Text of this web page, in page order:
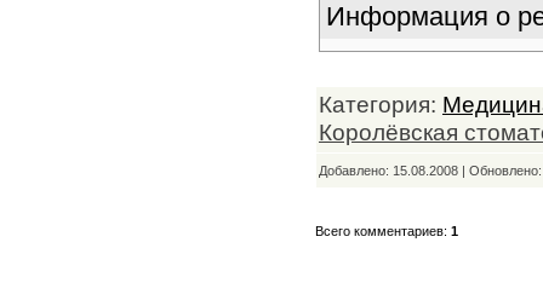
Информация о
Категория:
Королёвская
Добавлено: 15.08.2008 |
Всего комментариев: 1